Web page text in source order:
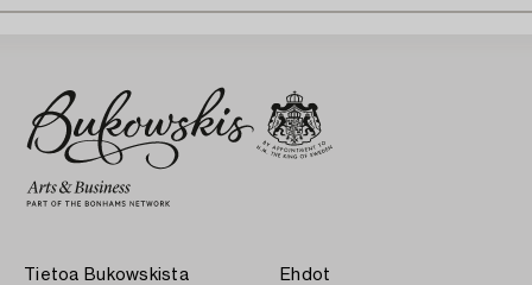
Tietoa Bukowskista Ehdot